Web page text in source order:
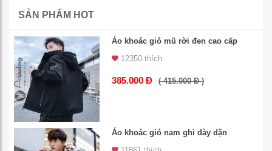
SẢN PHẨM HOT
Áo khoác gió mũ rời đen cao cấp
12350 thích
385.000 Đ ( 415.000 Đ )
Áo khoác gió nam ghi dày dặn